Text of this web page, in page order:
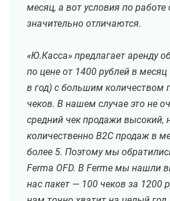
месяц, а вот условия по работе
значительно отличаются.
«Ю.Касса» предлагает аренду
по цене от 1400 рублей в месяц
в год) с большим количеством
чеков. В нашем случае это не
средний чек продажи высокий,
количественно B2C продаж в
более 5. Поэтому мы
Ferma OFD. В Ferme мы нашли
нас пакет — 100 чеков за 1200